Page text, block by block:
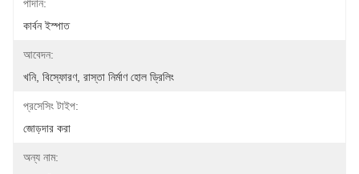
পাদান:
কার্বন ইস্পাত
আবেদন:
খনি, বিস্ফোরণ, রাস্তা নির্মাণ হোল ড্রিলিং
প্রসেসিং টাইপ:
জোড়দার করা
অন্য নাম: